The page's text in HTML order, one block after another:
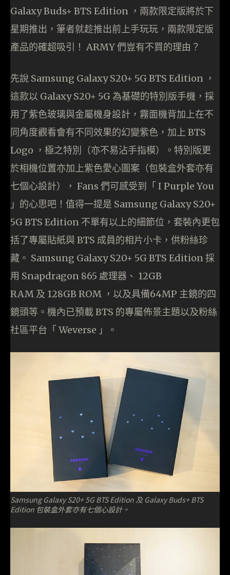
Galaxy Buds+ BTS Edition ，兩款限定版將於下
星期推出，筆者就趁推出前上手玩玩，兩款限定版
產品的確超吸引！ ARMY 們豈有不買的理由？
先說 Samsung Galaxy S20+ 5G BTS Edition ，
這款以 Galaxy S20+ 5G 為基礎的特別版手機，採
用了紫色玻璃與金屬機身設計，霧面機背加上在不
同角度觀看會有不同效果的幻變紫色，加上 BTS
Logo ，極之特別（亦不易沾手指模）。特別版更
於相機位置亦加上紫色愛心圖案（包裝盒外套亦有
七個心設計）， Fans 們可感受到「 I Purple You
」的心思吧！值得一提是 Samsung Galaxy S20+
5G BTS Edition 不單有以上的細節位，套裝內更包
括了專屬貼紙與 BTS 成員的相片小卡，供粉絲珍
藏。 Samsung Galaxy S20+ 5G BTS Edition 採
用 Snapdragon 865 處理器、 12GB
RAM 及 128GB ROM ，以及具備64MP 主鏡的四
鏡頭等。機內已預載 BTS 的專屬佈景主題以及粉絲
社區平台「 Weverse 」。
Samsung Galaxy S20+ 5G BTS Edition 及 Galaxy Buds+ BTS
Edition 包裝盒外套亦有七個心設計。